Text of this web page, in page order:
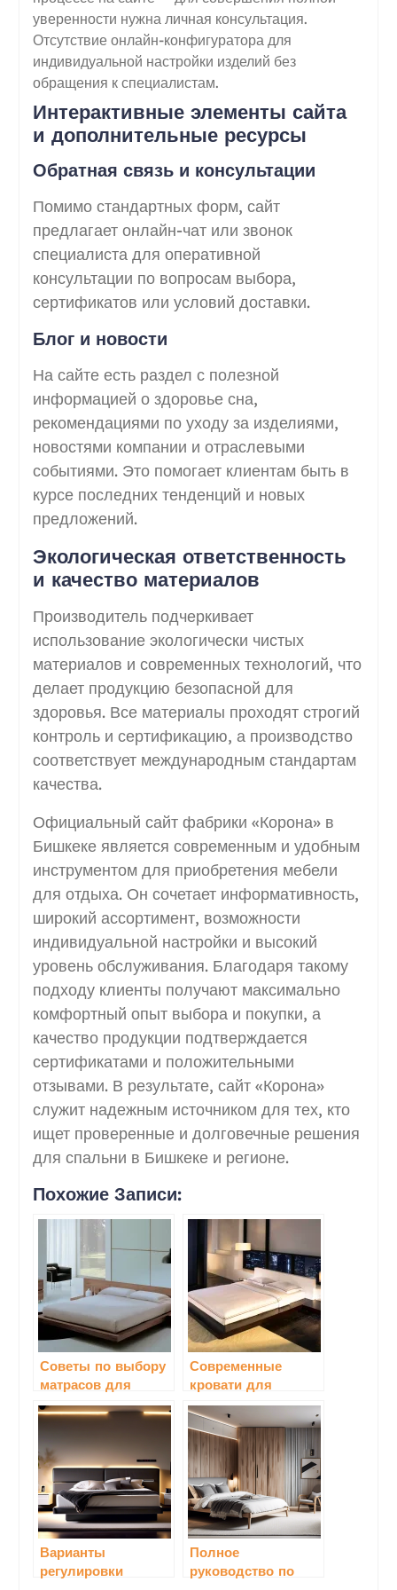
уверенности нужна личная консультация.
Отсутствие онлайн-конфигуратора для
индивидуальной настройки изделий без
обращения к специалистам.
Интерактивные элементы сайта
и дополнительные ресурсы
Обратная связь и консультации
Помимо стандартных форм, сайт
предлагает онлайн-чат или звонок
специалиста для оперативной
консультации по вопросам выбора,
сертификатов или условий доставки.
Блог и новости
На сайте есть раздел с полезной
информацией о здоровье сна,
рекомендациями по уходу за изделиями,
новостями компании и отраслевыми
событиями. Это помогает клиентам быть в
курсе последних тенденций и новых
предложений.
Экологическая ответственность
и качество материалов
Производитель подчеркивает
использование экологически чистых
материалов и современных технологий, что
делает продукцию безопасной для
здоровья. Все материалы проходят строгий
контроль и сертификацию, а производство
соответствует международным стандартам
качества.
Официальный сайт фабрики «Корона» в
Бишкеке является современным и удобным
инструментом для приобретения мебели
для отдыха. Он сочетает информативность,
широкий ассортимент, возможности
индивидуальной настройки и высокий
уровень обслуживания. Благодаря такому
подходу клиенты получают максимально
комфортный опыт выбора и покупки, а
качество продукции подтверждается
сертификатами и положительными
отзывами. В результате, сайт «Корона»
служит надежным источником для тех, кто
ищет проверенные и долговечные решения
для спальни в Бишкеке и регионе.
Похожие Записи:
Советы по выбору
матрасов для
комфортного сна
Современные
кровати для
спальни: комфорт
и стиль в одном
Варианты
регулировки
Полное
руководство по